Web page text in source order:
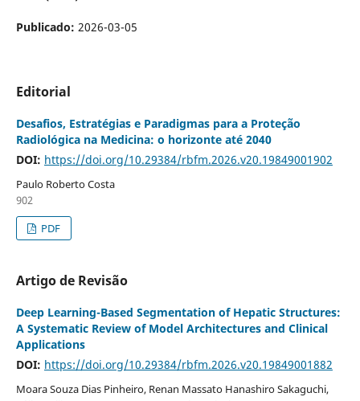
Publicado: 2026-03-05
Editorial
Desafios, Estratégias e Paradigmas para a Proteção
Radiológica na Medicina: o horizonte até 2040
DOI: https://doi.org/10.29384/rbfm.2026.v20.19849001902
Paulo Roberto Costa
902
PDF
Artigo de Revisão
Deep Learning-Based Segmentation of Hepatic Structures:
A Systematic Review of Model Architectures and Clinical
Applications
DOI: https://doi.org/10.29384/rbfm.2026.v20.19849001882
Moara Souza Dias Pinheiro, Renan Massato Hanashiro Sakaguchi,